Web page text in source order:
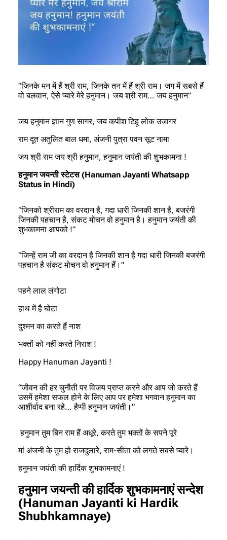
“जिनके मन में हैं श्री राम, जिनके तन में हैं श्री राम। जग में सबसे हैं
वो बलवान, ऐसे प्यारे मेरे हनुमान। जय श्री राम… जय हनुमान”
जय हनुमान ज्ञान गुण सागर, जय कपीश टिहू लोक उजागर
राम दूत अतुलित बाल धमा, अंजनी पुत्रा पवन सूट नामा
जय श्री राम जय श्री हनुमान, हनुमान जयंती की शुभकामना !
हनुमान जयन्ती स्टेटस (Hanuman Jayanti Whatsapp
Status in Hindi)
“जिनको श्रीराम का वरदान है, गदा धारी जिनकी शान है, बजरंगी
जिनकी पहचान है, संकट मोचन वो हनुमान है। हनुमान जयंती की
शुभकामना आपको !”
“जिन्हें राम जी का वरदान है जिनकी शान है गदा धारी जिनकी बजरंगी
पहचान है संकट मोचन वो हनुमान हैं।”
पहने लाल लंगोटा
हाथ में है घोटा
दुश्मन का करते हैं नाश
भक्तों को नहीं करते निराश !
Happy Hanuman Jayanti !
“जीवन की हर चुनौती पर विजय प्राप्त करने और आप जो करते हैं
उसमें हमेशा सफल होने के लिए आप पर हमेशा भगवान हनुमान का
आशीर्वाद बना रहे… हैप्पी हनुमान जयंती।”
हनुमान तुम बिन राम हैं अधूरे, करते तुम भक्तों के सपने पूरे
मां अंजनी के तुम हो राजदुलारे, राम-सीता को लगते सबसे प्यारे।
हनुमान जयंती की हार्दिक शुभकामनाएं !
हनुमान जयन्ती की हार्दिक शुभकामनाएं सन्देश
(Hanuman Jayanti ki Hardik
Shubhkamnaye)